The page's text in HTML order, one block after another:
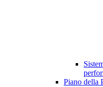
Piano della